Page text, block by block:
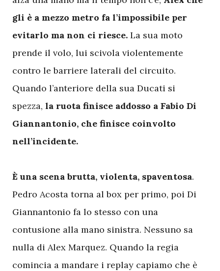
gli è a mezzo metro fa l’impossibile per
evitarlo ma non ci riesce. La sua moto
prende il volo, lui scivola violentemente
contro le barriere laterali del circuito.
Quando l’anteriore della sua Ducati si
spezza, la ruota finisce addosso a Fabio Di
Giannantonio, che finisce coinvolto
nell’incidente.
È una scena brutta, violenta, spaventosa.
Pedro Acosta torna al box per primo, poi Di
Giannantonio fa lo stesso con una
contusione alla mano sinistra. Nessuno sa
nulla di Alex Marquez. Quando la regia
comincia a mandare i replay capiamo che è